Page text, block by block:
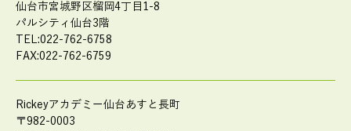
仙台市宮城野区榴岡4丁目1-8
パルシティ仙台3階
TEL:022-762-6758
FAX:022-762-6759
Rickeyアカデミー仙台あすと長町
〒982-0003